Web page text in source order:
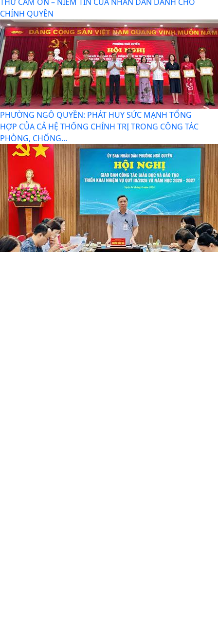
Phường Ngô Quyền đẩy mạnh công tác phòng, chống
ma túy và nhân rộng các mô hình an ninh trật tự tại...
THƯ CẢM ƠN – NIỀM TIN CỦA NHÂN DÂN DÀNH CHO
CHÍNH QUYỀN
PHƯỜNG NGÔ QUYỀN: PHÁT HUY SỨC MẠNH TỔNG
HỢP CỦA CẢ HỆ THỐNG CHÍNH TRỊ TRONG CÔNG TÁC
PHÒNG, CHỐNG...